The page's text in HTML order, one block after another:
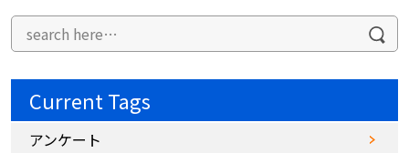
Current Tags
アンケート